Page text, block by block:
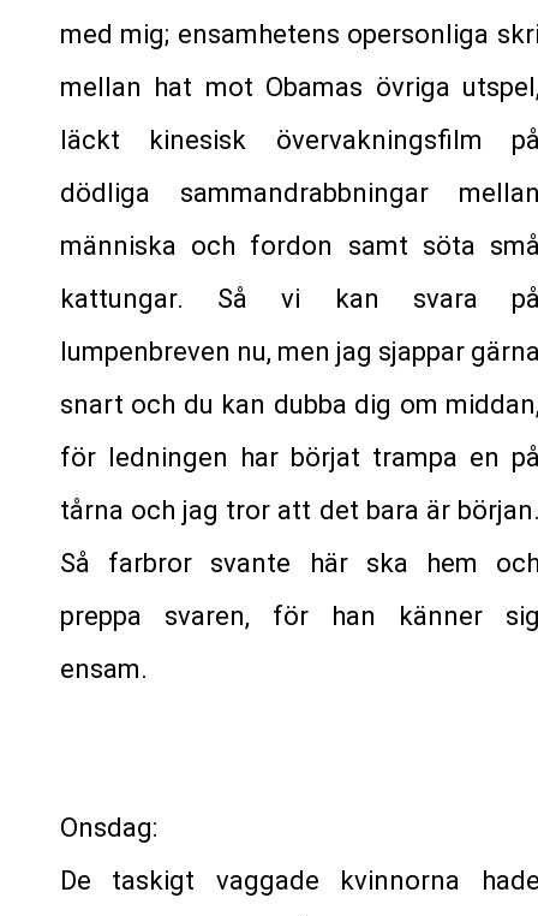
med mig; ensamhetens opersonliga
mellan hat mot Obamas övriga
läckt kinesisk övervakningsfilm
dödliga sammandrabbningar
människa och fordon samt söta
kattungar. Så vi kan svara
lumpenbreven nu, men jag sjappar
snart och du kan dubba dig om
för ledningen har börjat trampa en
tårna och jag tror att det bara är
Så farbror svante här ska hem
preppa svaren, för han känner
ensam.
Onsdag:
De taskigt vaggade kvinnorna